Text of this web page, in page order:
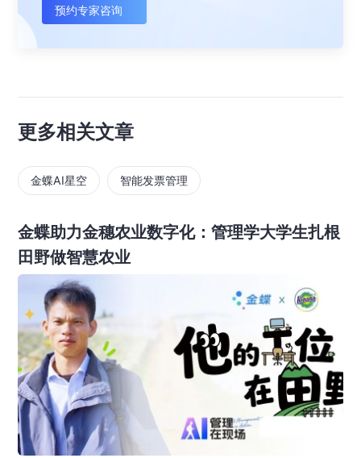
预约专家咨询
更多相关文章
金蝶AI星空 智能发票管理
金蝶助力金穗农业数字化：管理学大学生扎根
田野做智慧农业